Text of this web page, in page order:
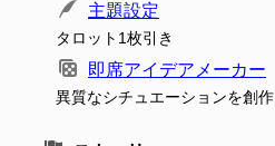
主題設定
タロット1枚引き
即席アイデアメーカー
異質なシチュエーションを創作